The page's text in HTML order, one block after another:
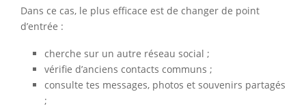
Dans ce cas, le plus efficace est de changer de point
d’entrée :
cherche sur un autre réseau social ;
vérifie d’anciens contacts communs ;
consulte tes messages, photos et souvenirs partagés
;